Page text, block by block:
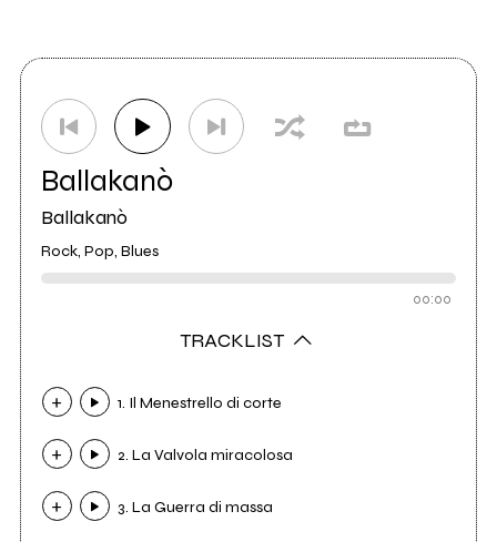
Ballakanò
Ballakanò
Rock, Pop, Blues
00:00
TRACKLIST
1. Il Menestrello di corte
2. La Valvola miracolosa
3. La Guerra di massa